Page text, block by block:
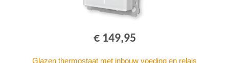
€ 149,95
Glazen thermostaat met inbouw voeding en relais